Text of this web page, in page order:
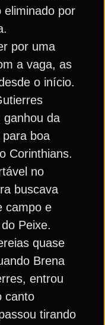
eliminado por
por uma
a vaga, as
o início.
ganhou da
boa
Corinthians.
no
buscava
campo e
Peixe.
quase
Brena
entrou
canto
tirando